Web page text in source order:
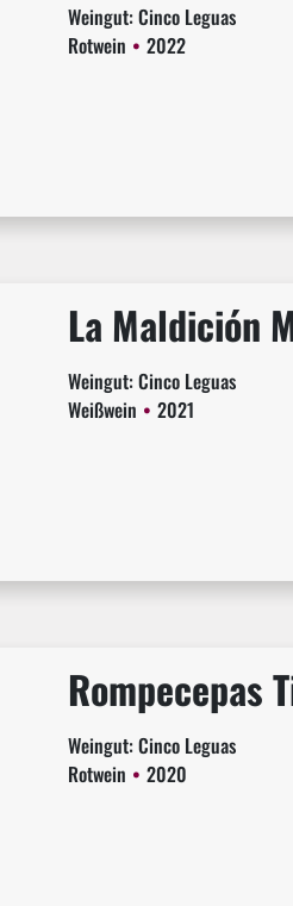
Weingut:Cinco Leguas
Rotwein
2022
La Maldición
Weingut:Cinco Leguas
Weißwein
2021
Rompecepas
Weingut:Cinco Leguas
Rotwein
2020